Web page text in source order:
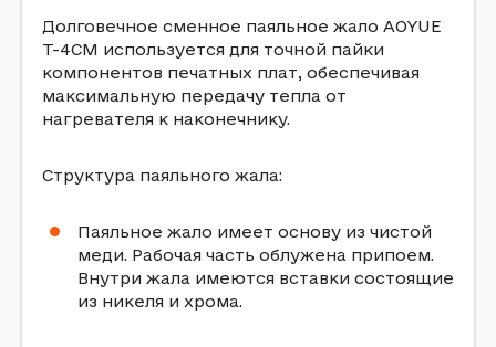
Долговечное сменное паяльное жало AOYUE
T-4CM используется для точной пайки
компонентов печатных плат, обеспечивая
максимальную передачу тепла от
нагревателя к наконечнику.
Структура паяльного жала:
Паяльное жало имеет основу из чистой
меди. Рабочая часть облужена припоем.
Внутри жала имеются вставки состоящие
из никеля и хрома.